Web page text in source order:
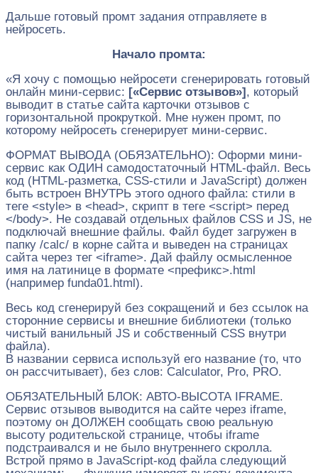
Дальше готовый промт задания отправляете в
нейросеть.
Начало промта:
«Я хочу с помощью нейросети сгенерировать готовый
онлайн мини-сервис: [«Сервис отзывов»], который
выводит в статье сайта карточки отзывов с
горизонтальной прокруткой. Мне нужен промт, по
которому нейросеть сгенерирует мини-сервис.
ФОРМАТ ВЫВОДА (ОБЯЗАТЕЛЬНО): Оформи мини-
сервис как ОДИН самодостаточный HTML-файл. Весь
код (HTML-разметка, CSS-стили и JavaScript) должен
быть встроен ВНУТРЬ этого одного файла: стили в
теге <style> в <head>, скрипт в теге <script> перед
</body>. Не создавай отдельных файлов CSS и JS, не
подключай внешние файлы. Файл будет загружен в
папку /calc/ в корне сайта и выведен на страницах
сайта через тег <iframe>. Дай файлу осмысленное
имя на латинице в формате <префикс>.html
(например funda01.html).
Весь код сгенерируй без сокращений и без ссылок на
сторонние сервисы и внешние библиотеки (только
чистый ванильный JS и собственный CSS внутри
файла).
В названии сервиса используй его название (то, что
он рассчитывает), без слов: Calculator, Pro, PRO.
ОБЯЗАТЕЛЬНЫЙ БЛОК: АВТО-ВЫСОТА IFRAME.
Сервис отзывов выводится на сайте через iframe,
поэтому он ДОЛЖЕН сообщать свою реальную
высоту родительской странице, чтобы iframe
подстраивался и не было внутреннего скролла.
Встрой прямо в JavaScript-код файла следующий